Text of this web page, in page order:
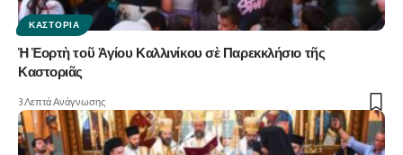
ΚΑΣΤΟΡΙΆ
Ἡ Ἑορτὴ τοῦ Ἁγίου Καλλινίκου σὲ Παρεκκλήσιο τῆς
Καστοριᾶς
3 Λεπτά Ανάγνωσης